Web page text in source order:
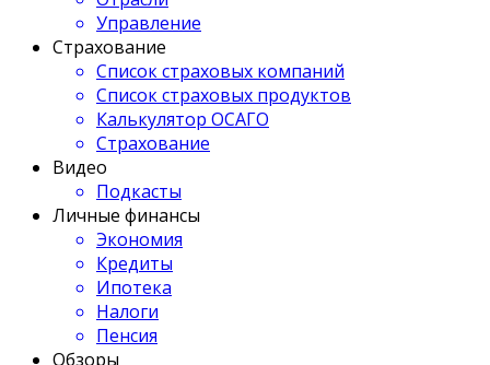
Управление
Страхование
Список страховых компаний
Список страховых продуктов
Калькулятор ОСАГО
Страхование
Видео
Подкасты
Личные финансы
Экономия
Кредиты
Ипотека
Налоги
Пенсия
Обзоры